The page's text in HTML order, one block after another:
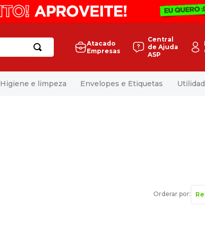
Atacado
Empresas
Central
de Ajuda
ASP
Higiene e limpeza Envelopes e Etiquetas